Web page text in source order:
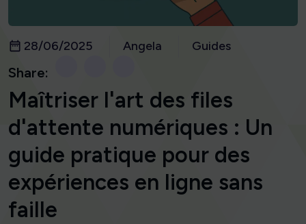
28/06/2025 Angela Guides
Share:
Maîtriser l'art des files
d'attente numériques : Un
guide pratique pour des
expériences en ligne sans
faille